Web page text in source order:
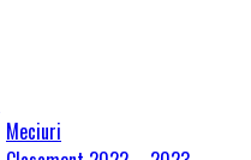
Meciuri